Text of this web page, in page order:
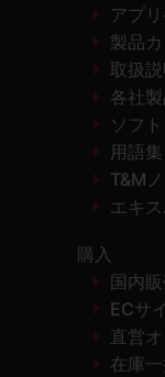
アプ
製品
取扱
各社
ソフ
用語集
T&M
エキ
購入
国内
ECサ
直営
在庫